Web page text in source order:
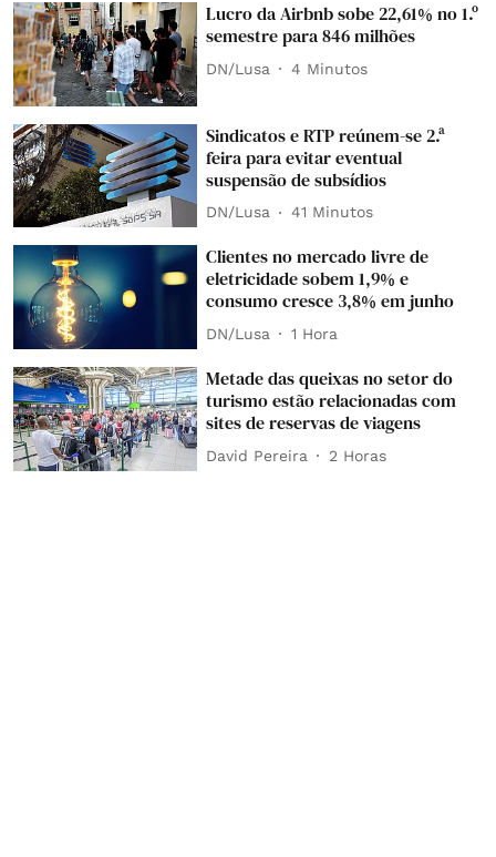
Lucro da Airbnb sobe 22,61% no 1.º
semestre para 846 milhões
DN/Lusa 4 Minutos
Sindicatos e RTP reúnem-se 2.ª
feira para evitar eventual
suspensão de subsídios
DN/Lusa 41 Minutos
Clientes no mercado livre de
eletricidade sobem 1,9% e
consumo cresce 3,8% em junho
DN/Lusa 1 Hora
Metade das queixas no setor do
turismo estão relacionadas com
sites de reservas de viagens
David Pereira 2 Horas